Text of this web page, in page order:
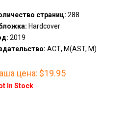
страниц: 288
Hardcover
2019
АСТ, М(AST, M)
цена: $19.95
In Stock